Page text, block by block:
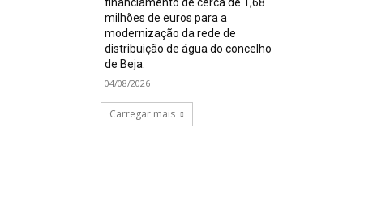
milhões de euros para a
modernização da rede de
distribuição de água do concelho
de Beja.
04/08/2026
Carregar mais